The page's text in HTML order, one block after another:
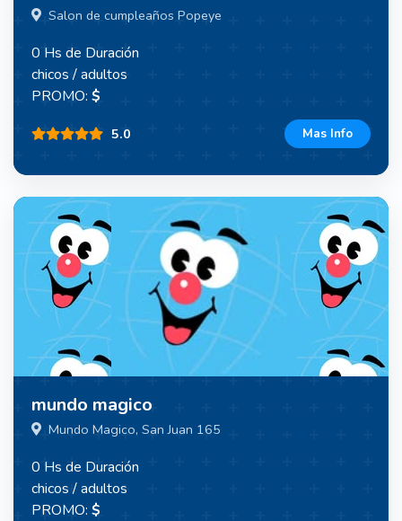
Salon de cumpleaños Popeye
0 Hs de Duración
chicos / adultos
PROMO: $
5.0 Mas Info
mundo magico
Mundo Magico, San Juan 165
0 Hs de Duración
chicos / adultos
PROMO: $